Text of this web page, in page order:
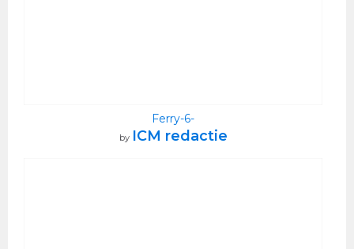
Ferry-6-
by ICM redactie